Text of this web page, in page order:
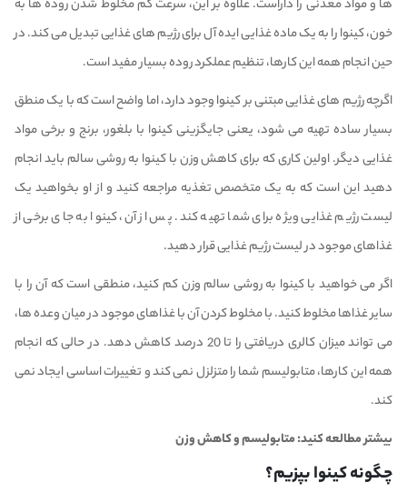
ها و مواد معدنی را داراست. علاوه بر این، سرعت کم مخلوط شدن روده ها به
خون، کینوا را به یک ماده غذایی ایده آل برای رژیم های غذایی تبدیل می کند. در
حین انجام همه این کارها، تنظیم عملکرد روده بسیار مفید است.
اگرچه رژیم های غذایی مبتنی بر کینوا وجود دارد، اما واضح است که با یک منطق
بسیار ساده تهیه می شود، یعنی جایگزینی کینوا با بلغور، برنج و برخی مواد
غذایی دیگر. اولین کاری که برای کاهش وزن با کینوا به روشی سالم باید انجام
دهید این است که به یک متخصص تغذیه مراجعه کنید و از او بخواهید یک
لیست رژیم غذایی ویژه برای شما تهیه کند. پس از آن، کینوا به جای برخی از
غذاهای موجود در لیست رژیم غذایی قرار دهید.
اگر می خواهید با کینوا به روشی سالم وزن کم کنید، منطقی است که آن را با
سایر غذاها مخلوط کنید. با مخلوط کردن آن با غذاهای موجود در میان وعده ها،
می تواند میزان کالری دریافتی را تا 20 درصد کاهش دهد. در حالی که انجام
همه این کارها، متابولیسم شما را متزلزل نمی کند و تغییرات اساسی ایجاد نمی
کند.
بیشتر مطالعه کنید:متابولیسم و کاهش وزن
چگونه کینوا بپزیم؟